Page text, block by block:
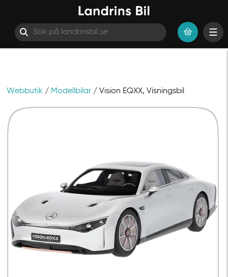
Webbutik / Modellbilar / Vision EQXX, Visningsbil